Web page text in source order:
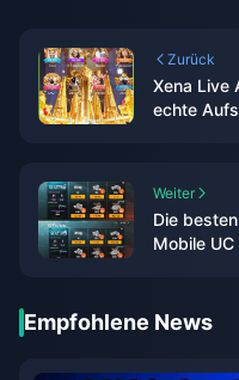
Zurück
Xena Live
echte
Weiter
Die
Mobile
Empfohlene News